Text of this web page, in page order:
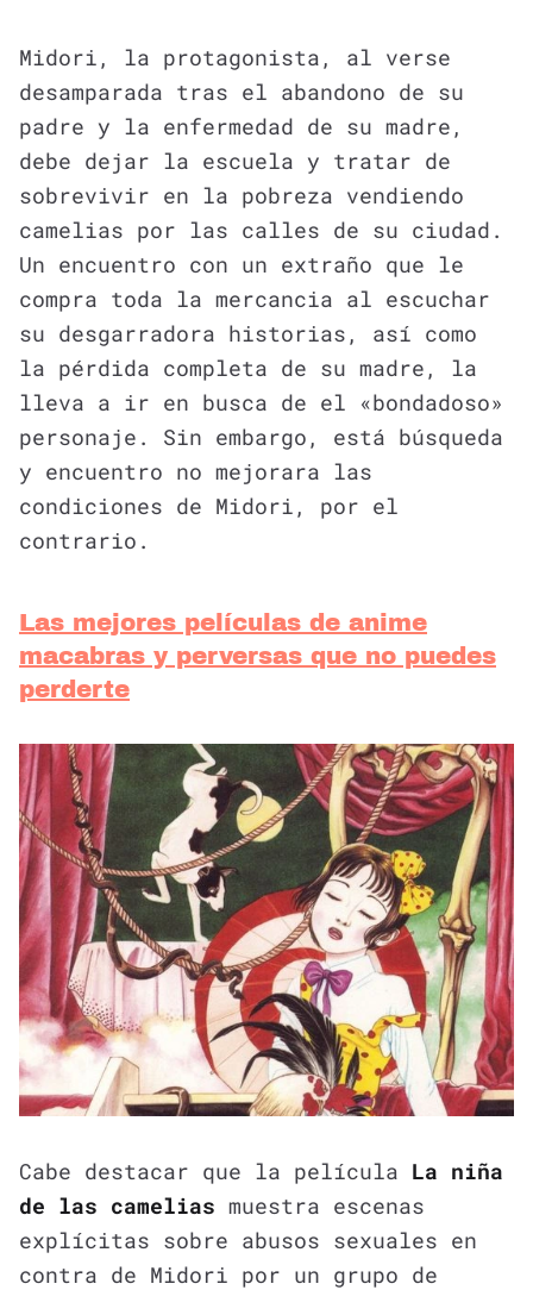
Midori, la protagonista, al verse
desamparada tras el abandono de su
padre y la enfermedad de su madre,
debe dejar la escuela y tratar de
sobrevivir en la pobreza vendiendo
camelias por las calles de su ciudad.
Un encuentro con un extraño que le
compra toda la mercancia al escuchar
su desgarradora historias, así como
la pérdida completa de su madre, la
lleva a ir en busca de el «bondadoso»
personaje. Sin embargo, está búsqueda
y encuentro no mejorara las
condiciones de Midori, por el
contrario.
Las mejores películas de anime
macabras y perversas que no puedes
perderte
Cabe destacar que la película La niña
de las camelias muestra escenas
explícitas sobre abusos sexuales en
contra de Midori por un grupo de